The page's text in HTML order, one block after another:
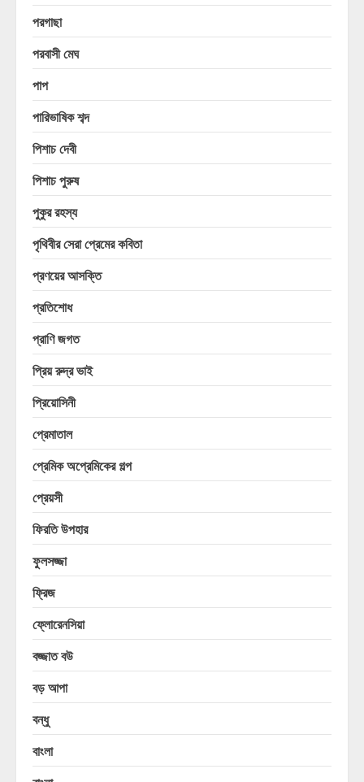
পরগাছা
পরবাসী মেঘ
পাপ
পারিভাষিক শব্দ
পিশাচ দেবী
পিশাচ পুরুষ
পুকুর রহস্য
পৃথিবীর সেরা প্রেমের কবিতা
প্রণয়ের আসক্তি
প্রতিশোধ
প্রাণি জগত
প্রিয় রুদ্র ভাই
প্রিয়োসিনী
প্রেমাতাল
প্রেমিক অপ্রেমিকের গল্প
প্রেয়সী
ফিরতি উপহার
ফুলসজ্জা
ফ্রিজ
ফ্লোরেনসিয়া
বজ্জাত বউ
বড় আপা
বন্ধু
বাংলা